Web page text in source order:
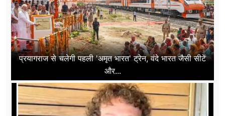
प्रयागराज से चलेगी पहली 'अमृत भारत' ट्रेन, वंदे भारत जैसी सीटें
और...